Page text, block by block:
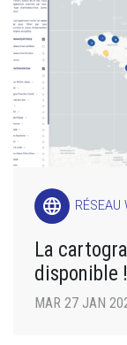
language RÉSEAU
La
disponible !
MAR 27 JAN